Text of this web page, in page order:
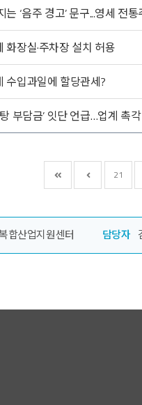
는 ‘음주 경고’ 문구...영세 전
화장실·주차장 설치 허용
수입과일에 할당관세?
부담금’ 잇단 언급…업계 촉각
21
합산업지원센터 담당자